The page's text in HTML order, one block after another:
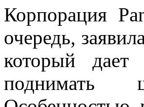
Корпорация
очередь,
который
поднимать